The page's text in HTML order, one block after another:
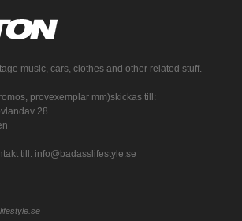
music, cars, clothes and other related stuff.
provexemplar mm)skickas till:
28.
till: info@badasslifestyle.se